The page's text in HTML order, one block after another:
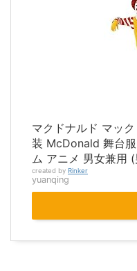
マクドナルド マッ
装 McDonald 舞台
ム アニメ 男女兼用 (
created by Rinker
yuanqing